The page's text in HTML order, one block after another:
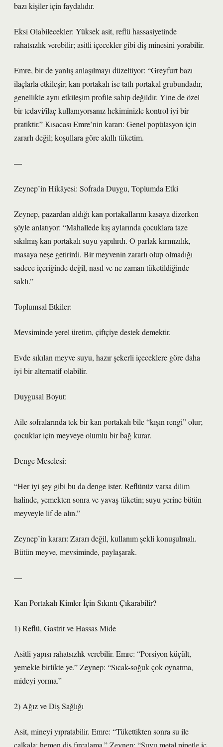
bazı kişiler için faydalıdır.
Eksi Olabilecekler: Yüksek asit, reflü hassasiyetinde
rahatsızlık verebilir; asitli içecekler gibi diş minesini yorabilir.
Emre, bir de yanlış anlaşılmayı düzeltiyor: “Greyfurt bazı
ilaçlarla etkileşir; kan portakalı ise tatlı portakal grubundadır,
genellikle aynı etkileşim profile sahip değildir. Yine de özel
bir tedavi/ilaç kullanıyorsanız hekiminizle kontrol iyi bir
pratiktir.” Kısacası Emre’nin kararı: Genel popülasyon için
zararlı değil; koşullara göre akıllı tüketim.
—
Zeynep’in Hikâyesi: Sofrada Duygu, Toplumda Etki
Zeynep, pazardan aldığı kan portakallarını kasaya dizerken
şöyle anlatıyor: “Mahallede kış aylarında çocuklara taze
sıkılmış kan portakalı suyu yapılırdı. O parlak kırmızılık,
masaya neşe getirirdi. Bir meyvenin zararlı olup olmadığı
sadece içeriğinde değil, nasıl ve ne zaman tüketildiğinde
saklı.”
Toplumsal Etkiler:
Mevsiminde yerel üretim, çiftçiye destek demektir.
Evde sıkılan meyve suyu, hazır şekerli içeceklere göre daha
iyi bir alternatif olabilir.
Duygusal Boyut:
Aile sofralarında tek bir kan portakalı bile “kışın rengi” olur;
çocuklar için meyveye olumlu bir bağ kurar.
Denge Meselesi:
“Her iyi şey gibi bu da denge ister. Reflünüz varsa dilim
halinde, yemekten sonra ve yavaş tüketin; suyu yerine bütün
meyveyle lif de alın.”
Zeynep’in kararı: Zararı değil, kullanım şekli konuşulmalı.
Bütün meyve, mevsiminde, paylaşarak.
—
Kan Portakalı Kimler İçin Sıkıntı Çıkarabilir?
1) Reflü, Gastrit ve Hassas Mide
Asitli yapısı rahatsızlık verebilir. Emre: “Porsiyon küçült,
yemekle birlikte ye.” Zeynep: “Sıcak-soğuk çok oynatma,
mideyi yorma.”
2) Ağız ve Diş Sağlığı
Asit, mineyi yıpratabilir. Emre: “Tükettikten sonra su ile
çalkala; hemen diş fırçalama.” Zeynep: “Suyu metal pipetle iç,